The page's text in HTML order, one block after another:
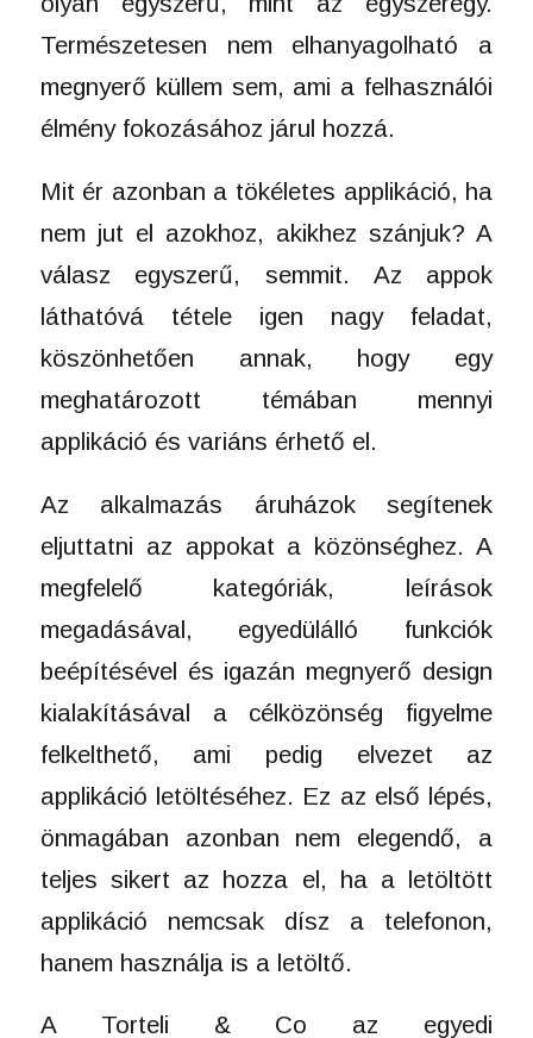
Természetesen nem elhanyagolható a
megnyerő küllem sem, ami a felhasználói
élmény fokozásához járul hozzá.
Mit ér azonban a tökéletes applikáció, ha
nem jut el azokhoz, akikhez szánjuk? A
válasz egyszerű, semmit. Az appok
láthatóvá tétele igen nagy feladat,
köszönhetően annak, hogy egy
meghatározott témában mennyi
applikáció és variáns érhető el.
Az alkalmazás áruházok segítenek
eljuttatni az appokat a közönséghez. A
megfelelő kategóriák, leírások
megadásával, egyedülálló funkciók
beépítésével és igazán megnyerő design
kialakításával a célközönség figyelme
felkelthető, ami pedig elvezet az
applikáció letöltéséhez. Ez az első lépés,
önmagában azonban nem elegendő, a
teljes sikert az hozza el, ha a letöltött
applikáció nemcsak dísz a telefonon,
hanem használja is a letöltő.
A Torteli & Co az egyedi